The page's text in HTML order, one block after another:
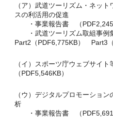
（ア）武道ツーリズム・ネッ
スの利活用の促進
・ 事業報告書 （
・武道ツーリズム取組事例
Part2（PDF6,775KB）
Part3
（イ）スポーツ庁ウェブサイ
（PDF5,546KB）
（ウ）デジタルプロモーショ
析
・ 事業報告書 （